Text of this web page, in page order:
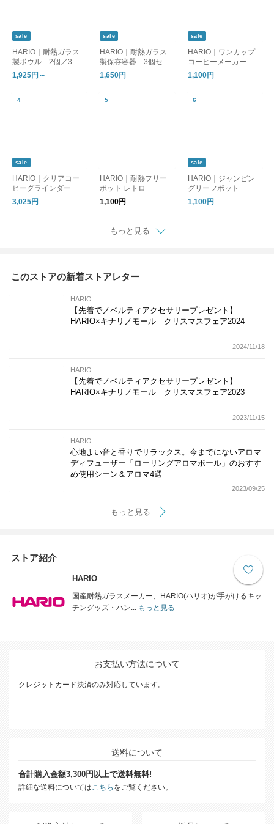
sale
HARIO｜耐熱ガラス
製ボウル 2個／3個
セット
1,925円～
sale
HARIO｜耐熱ガラス
製保存容器 3個セッ
ト
1,650円
sale
HARIO｜ワンカップ
コーヒーメーカー B
ATON ［母の日/ギフ
ト］
1,100円
sale
HARIO｜クリアコー
ヒーグラインダー
3,025円
HARIO｜耐熱フリー
ポット レトロ
1,100円
sale
HARIO｜ジャンピン
グリーフポット
1,100円
もっと見る
このストアの新着ストアレター
HARIO
【先着でノベルティアクセサリープレゼント】
HARIO×キナリノモール クリスマスフェア2024
2024/11/18
HARIO
【先着でノベルティアクセサリープレゼント】
HARIO×キナリノモール クリスマスフェア2023
2023/11/15
HARIO
心地よい音と香りでリラックス。今までにないアロマ
ディフューザー「ローリングアロマボール」のおすす
め使用シーン＆アロマ4選
2023/09/25
もっと見る
ストア紹介
HARIO
国産耐熱ガラスメーカー、HARIO(ハリオ)が手がけるキッ
チングッズ・ハン...もっと見る
お支払い方法について
クレジットカード決済のみ対応しています。
送料について
合計購入金額3,300円以上で送料無料!
詳細な送料についてはこちら をご覧ください。